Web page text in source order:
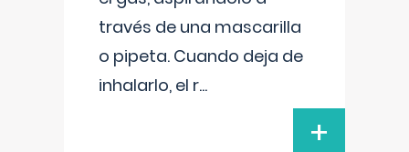
través de una mascarilla
o pipeta. Cuando deja de
inhalarlo, el r...
+